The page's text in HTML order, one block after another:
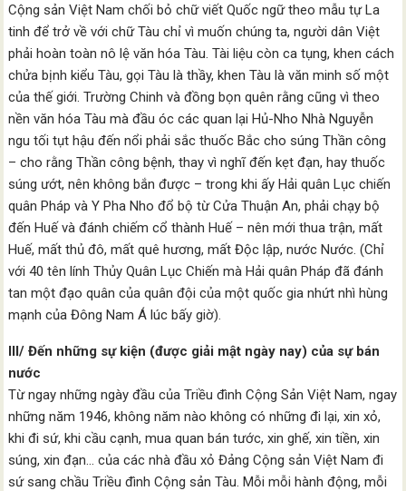
Cộng sản Việt Nam chối bỏ chữ viết Quốc ngữ theo mẫu tự La
tinh để trở về với chữ Tàu chỉ vì muốn chúng ta, người dân Việt
phải hoàn toàn nô lệ văn hóa Tàu. Tài liệu còn ca tụng, khen cách
chửa bịnh kiểu Tàu, gọi Tàu là thầy, khen Tàu là văn minh số một
của thế giới. Trường Chinh và đồng bọn quên rằng cũng vì theo
nền văn hóa Tàu mà đầu óc các quan lại Hủ-Nho Nhà Nguyễn
ngu tối tụt hậu đến nổi phải sắc thuốc Bắc cho súng Thần công
– cho rằng Thần công bệnh, thay vì nghĩ đến kẹt đạn, hay thuốc
súng ướt, nên không bắn được – trong khi ấy Hải quân Lục chiến
quân Pháp và Y Pha Nho đổ bộ từ Cửa Thuận An, phải chạy bộ
đến Huế và đánh chiếm cổ thành Huế – nên mới thua trận, mất
Huế, mất thủ đô, mất quê hương, mất Độc lập, nước Nước. (Chỉ
với 40 tên lính Thủy Quân Lục Chiến mà Hải quân Pháp đã đánh
tan một đạo quân của quân đội của một quốc gia nhứt nhì hùng
mạnh của Đông Nam Á lúc bấy giờ).
III/ Đến những sự kiện (được giải mật ngày nay) của sự bán
nước
Từ ngay những ngày đầu của Triều đình Cộng Sản Việt Nam, ngay
những năm 1946, không năm nào không có những đi lại, xin xỏ,
khi đi sứ, khi cầu cạnh, mua quan bán tước, xin ghế, xin tiền, xin
súng, xin đạn… của các nhà đầu xỏ Đảng Cộng sản Việt Nam đi
sứ sang chầu Triều đình Cộng sản Tàu. Mỗi mỗi hành động, mỗi